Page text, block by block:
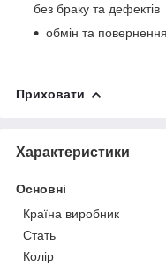
без браку та дефектів
обмін та повернення
Приховати
Характеристики
Основні
Країна виробник
Стать
Колір